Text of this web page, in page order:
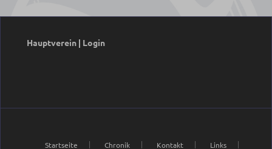
Hauptverein | Login
Startseite Chronik Kontakt Links